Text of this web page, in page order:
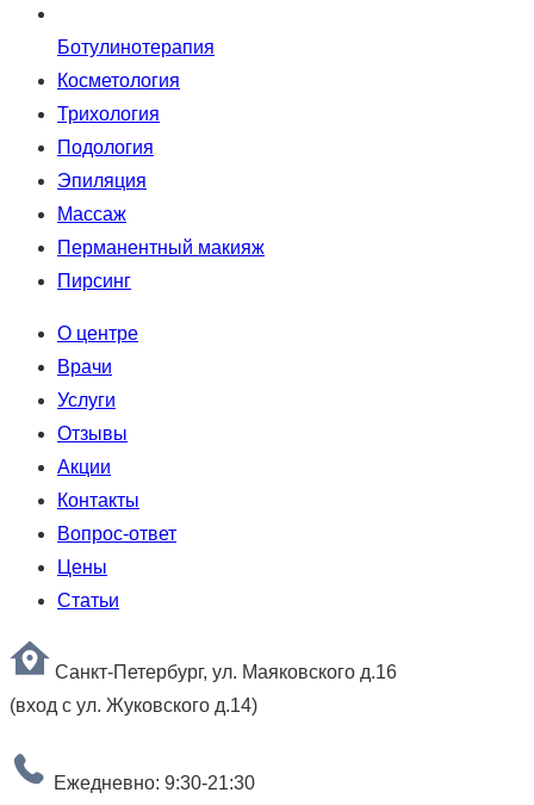
Ботулинотерапия
Косметология
Трихология
Подология
Эпиляция
Массаж
Перманентный макияж
Пирсинг
О центре
Врачи
Услуги
Отзывы
Акции
Контакты
Вопрос-ответ
Цены
Статьи
Санкт-Петербург, ул. Маяковского д.16
(вход с ул. Жуковского д.14)
Ежедневно: 9:30-21:30